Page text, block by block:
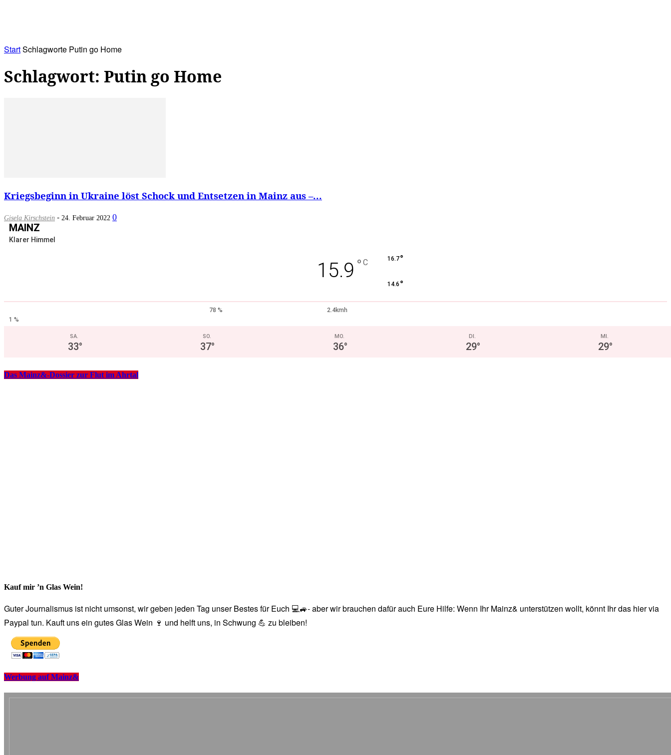
StartSchlagworte Putin go Home
Schlagwort: Putin go Home
Kriegsbeginn in Ukraine löst Schock und Entsetzen in Mainz aus –...
Gisela Kirschstein - 24. Februar 2022 0
MAINZ
Klarer Himmel
15.9 ° C 16.7°
14.6 °
78 %
2.4kmh
1 %
SA.
33°
SO.
37°
MO.
36°
DI.
29°
MI.
29°
Das Mainz&-Dossier zur Flut im Ahrtal
Kauf mir ’n Glas Wein!
Guter Journalismus ist nicht umsonst, wir geben jeden Tag unser Bestes für Euch 💻🚙- aber wir brauchen dafür auch Eure Hilfe: Wenn Ihr Mainz& unterstützen wollt, könnt Ihr das hier via
Paypal tun. Kauft uns ein gutes Glas Wein 🍷 und helft uns, in Schwung 💪 zu bleiben!
Werbung auf Mainz&